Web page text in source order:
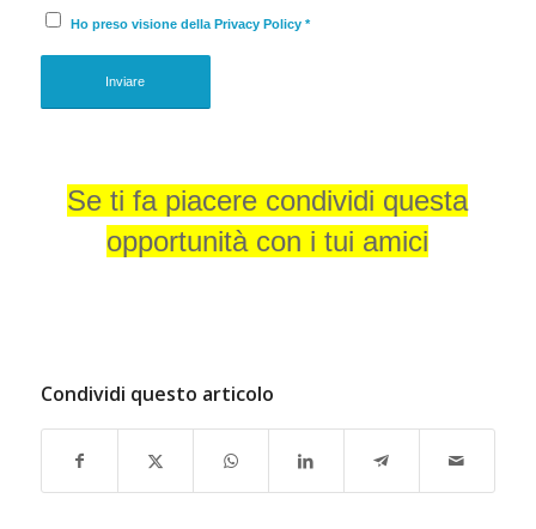
Ho preso visione della Privacy Policy *
Se ti fa piacere condividi questa
opportunità con i tui amici
Condividi questo articolo